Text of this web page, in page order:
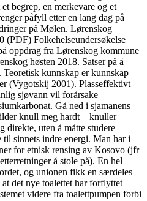
begrep, en merkevare og et
påfyll etter en lang dag på
på Mølen. Lørenskog
(PDF) Folkehelseundersøkelse
oppdrag fra Lørenskog kommune
høsten 2018. Satser på å
kunnskap er kunnskap
(Vygotskij 2001). Plasseffektivt
sjøvann vil forårsake
Gå ned i sjamanens
knull meg hardt – knuller
direkte, uten å måtte studere
sinnets indre energi. Man har i
for etnisk rensing av Kosovo (jfr
å stole på). En hel
og unionen fikk en særdeles
det nye toalettet har forflyttet
videre fra toalettpumpen forbi